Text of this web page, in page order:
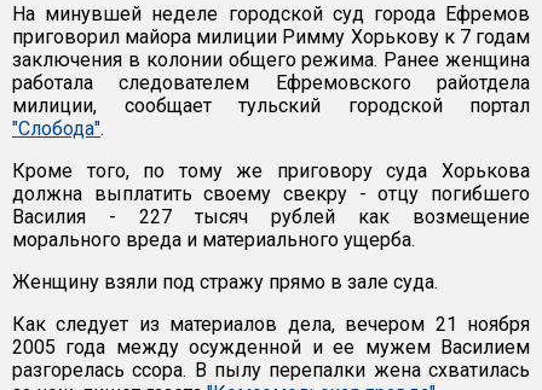
На минувшей неделе городской суд города Ефремов
приговорил майора милиции Римму Хорькову к 7 годам
заключения в колонии общего режима. Ранее женщина
работала следователем Ефремовского райотдела
милиции, сообщает тульский городской портал
"Слобода".
Кроме того, по тому же приговору суда Хорькова
должна выплатить своему свекру - отцу погибшего
Василия - 227 тысяч рублей как возмещение
морального вреда и материального ущерба.
Женщину взяли под стражу прямо в зале суда.
Как следует из материалов дела, вечером 21 ноября
2005 года между осужденной и ее мужем Василием
разгорелась ссора. В пылу перепалки жена схватилась